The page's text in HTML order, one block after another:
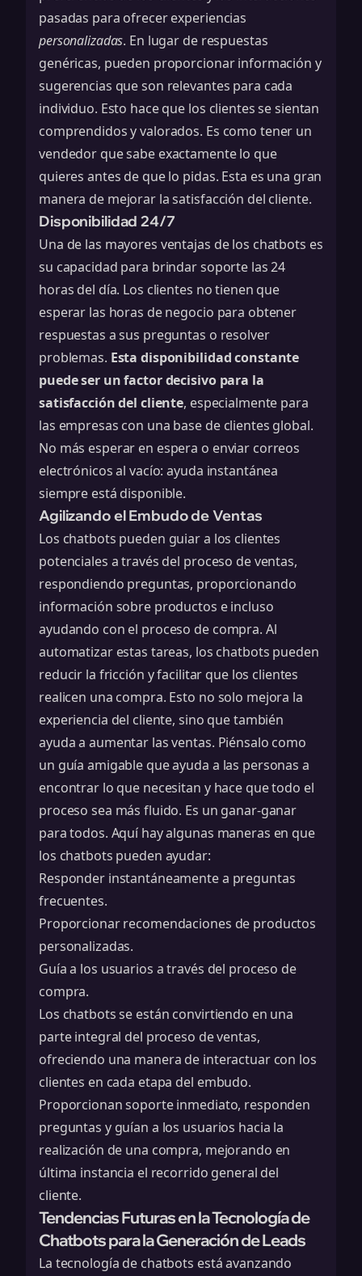
pasadas para ofrecer experiencias
personalizadas. En lugar de respuestas
genéricas, pueden proporcionar información y
sugerencias que son relevantes para cada
individuo. Esto hace que los clientes se sientan
comprendidos y valorados. Es como tener un
vendedor que sabe exactamente lo que
quieres antes de que lo pidas. Esta es una gran
manera de mejorar lasatisfacción del cliente.
Disponibilidad 24/7
Una de las mayores ventajas de los chatbots es
su capacidad para brindar soporte las 24
horas del día. Los clientes no tienen que
esperar las horas de negocio para obtener
respuestas a sus preguntas o resolver
problemas. Esta disponibilidad constante
puede ser un factor decisivo para la
satisfacción del cliente, especialmente para
las empresas con una base de clientes global.
No más esperar en espera o enviar correos
electrónicos al vacío: ayuda instantánea
siempre está disponible.
Agilizando el Embudo de Ventas
Los chatbots pueden guiar a los clientes
potenciales a través del proceso de ventas,
respondiendo preguntas, proporcionando
información sobre productos e incluso
ayudando con el proceso de compra. Al
automatizar estas tareas, los chatbots pueden
reducir la fricción y facilitar que los clientes
realicen una compra. Esto no solo mejora la
experiencia del cliente, sino que también
ayuda a aumentar las ventas. Piénsalo como
un guía amigable que ayuda a las personas a
encontrar lo que necesitan y hace que todo el
proceso sea más fluido. Es un ganar-ganar
para todos. Aquí hay algunas maneras en que
los chatbots pueden ayudar:
Responder instantáneamente a preguntas
frecuentes.
Proporcionar recomendaciones de productos
personalizadas.
Guía a los usuarios a través del proceso de
compra.
Los chatbots se están convirtiendo en una
parte integral del proceso de ventas,
ofreciendo una manera de interactuar con los
clientes en cada etapa del embudo.
Proporcionan soporte inmediato, responden
preguntas y guían a los usuarios hacia la
realización de una compra, mejorando en
última instancia el recorrido general del
cliente.
Tendencias Futuras en la Tecnología de
Chatbots para la Generación de Leads
La tecnología de chatbots está avanzando